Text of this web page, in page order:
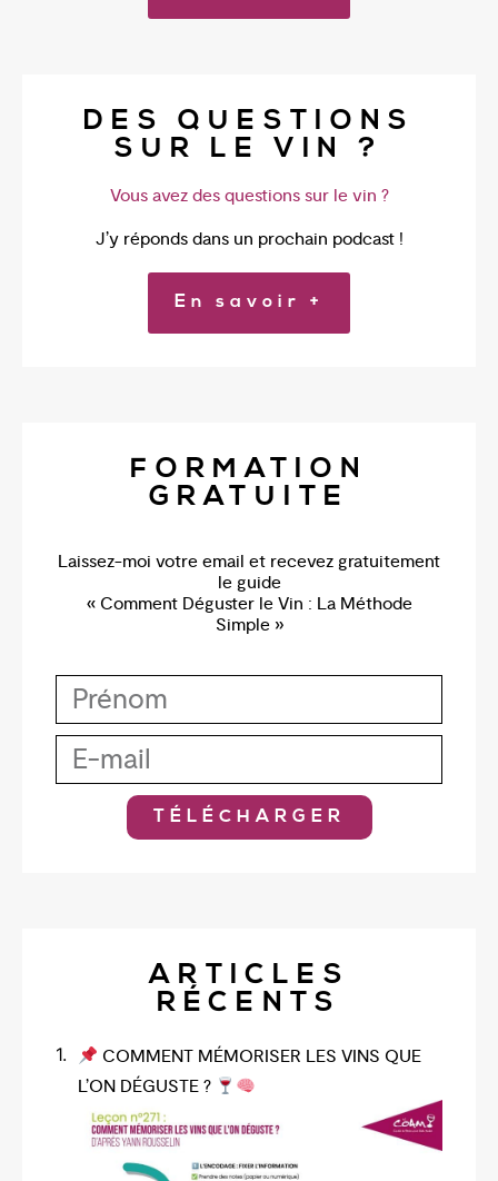
DES QUESTIONS
SUR LE VIN ?
Vous avez des questions sur le vin ?
J’y réponds dans un prochain podcast !
En savoir +
FORMATION
GRATUITE
Laissez-moi votre email et recevez gratuitement
le guide
« Comment Déguster le Vin : La Méthode
Simple »
TÉLÉCHARGER
ARTICLES
RÉCENTS
COMMENT MÉMORISER LES VINS QUE
L’ON DÉGUSTE ?